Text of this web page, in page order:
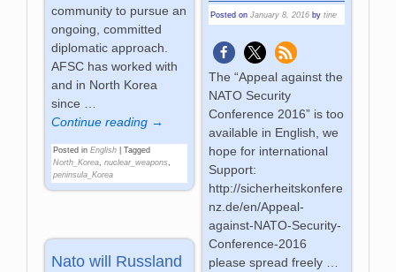
community to pursue an
ongoing, committed
diplomatic approach.
AFSC has worked with
and in North Korea
since
Continue reading →
Posted in English |Tagged
North_Korea ,nuclear_weapons
peninsula_Korea
Posted on January 8, 2016 by tine
The “Appeal against the
NATO Security
Conference 2016” is too
available in English, we
hope for international
Support:
http://sicherheitskonfere
nz.de/en/Appeal-
against-NATO-Security-
Conference-2016
please spread freely …
Nato will Russland